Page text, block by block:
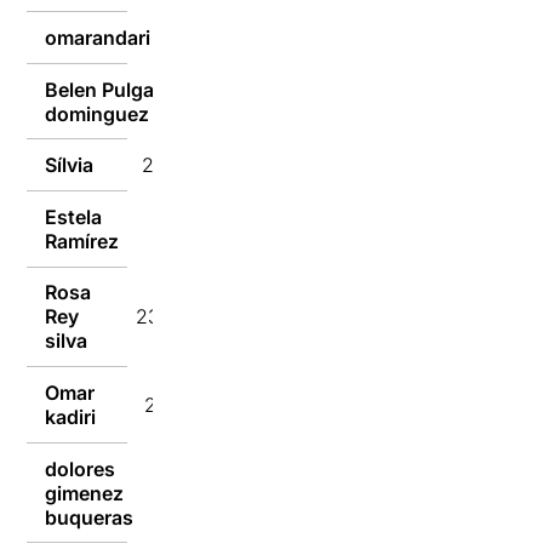
omarandari
Belen Pulgain
dominguez
Sílvia 24/02/2023
Estela
Ramírez
Rosa
Rey
silva
23/02/2023
Omar
kadiri
23/02/2023
dolores
gimenez
buqueras